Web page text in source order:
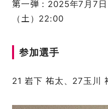
第一弾：2025年7月7
（土）22:00
参加選手
21 岩下 祐太、27玉川